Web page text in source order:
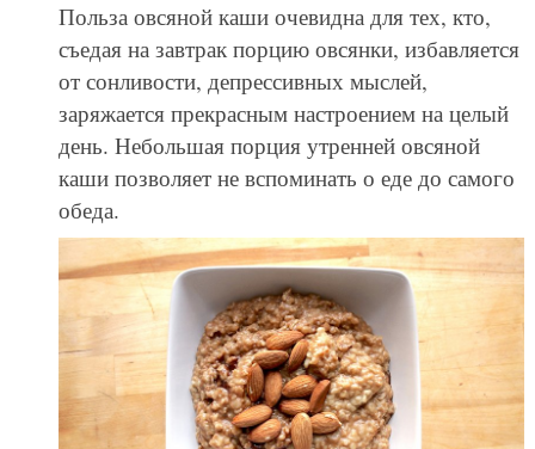
Польза овсяной каши очевидна для тех, кто,
съедая на завтрак порцию овсянки, избавляется
от сонливости, депрессивных мыслей,
заряжается прекрасным настроением на целый
день. Небольшая порция утренней овсяной
каши позволяет не вспоминать о еде до самого
обеда.